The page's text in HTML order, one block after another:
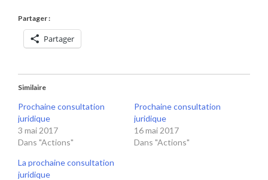
Partager :
Partager
Similaire
Prochaine consultation
juridique
3 mai 2017
Dans "Actions"
Prochaine consultation
juridique
16 mai 2017
Dans "Actions"
La prochaine consultation
juridique